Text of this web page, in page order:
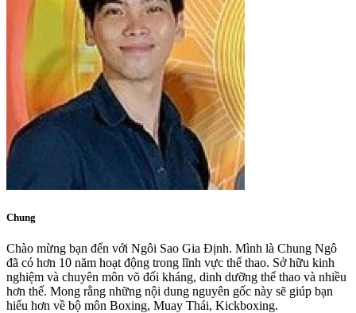
Chung
Chào mừng bạn đến với Ngôi Sao Gia Định. Mình là Chung Ngô
đã có hơn 10 năm hoạt động trong lĩnh vực thể thao. Sở hữu kinh
nghiệm và chuyên môn võ đối kháng, dinh dưỡng thể thao và nhiều
hơn thế. Mong rằng những nội dung nguyên gốc này sẽ giúp bạn
hiểu hơn về bộ môn Boxing, Muay Thái, Kickboxing.